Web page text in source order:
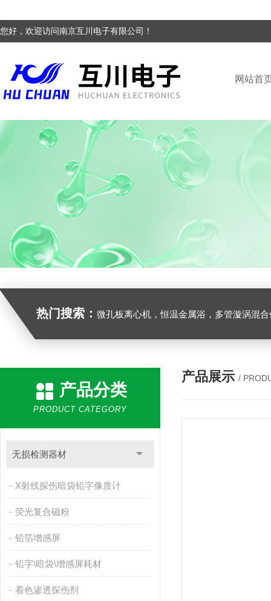
您好，欢迎访问南京互川电子有限公司！
网站首
热门搜索： 微孔板离心机，恒温金属浴，多管漩涡混合仪，梅毒旋转仪,红外线灭菌器，微孔板恒温振荡器，恒温混匀仪，水平摇床，牛奶抗生素恒
产品分类
PRODUCT CATEGORY
无损检测器材
X射线探伤暗袋铅字像质计
荧光复合磁粉
铅箔增感屏
铅字\暗袋\增感屏耗材
着色渗透探伤剂
产品展示 /